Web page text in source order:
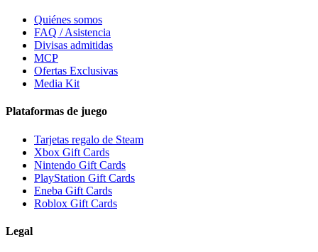
Quiénes somos
FAQ / Asistencia
Divisas admitidas
MCP
Ofertas Exclusivas
Media Kit
Plataformas de juego
Tarjetas regalo de Steam
Xbox Gift Cards
Nintendo Gift Cards
PlayStation Gift Cards
Eneba Gift Cards
Roblox Gift Cards
Legal